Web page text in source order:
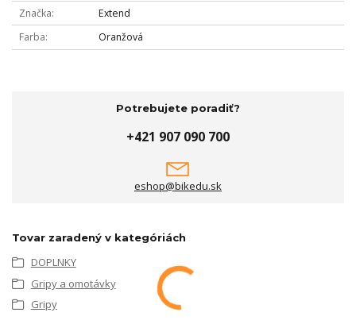
Značka
Extend
Farba
Oranžová
Potrebujete poradiť?
+421 907 090 700
eshop@bikedu.sk
Tovar zaradený v kategóriách
DOPLNKY
Gripy a omotávky
Gripy